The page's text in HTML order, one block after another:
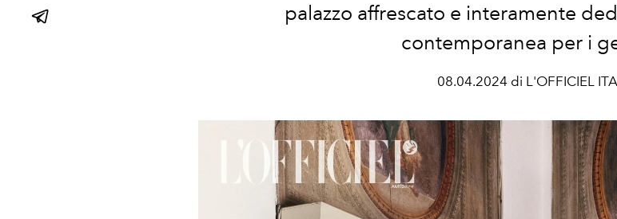
palazzo affrescato e interamente
contemporanea per i
08.04.2024 di L'OFFICIEL